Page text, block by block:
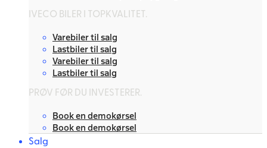
IVECO BILER I TOPKVALITET.
Varebiler til salg
Lastbiler til salg
Varebiler til salg
Lastbiler til salg
PRØV FØR DU INVESTERER.
Book en demokørsel
Book en demokørsel
Salg